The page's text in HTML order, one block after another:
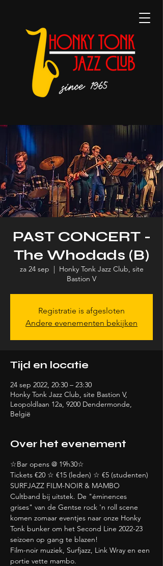
PAST CONCERT -
The Whodads (B)
za 24 sep
  |
Honky Tonk Jazz Club, site
Bastion V
Registratie is afgesloten
Andere evenementen bekijken
Tijd en locatie
24 sep 2022, 20:30 – 23:30
Honky Tonk Jazz Club, site Bastion V,
Leopoldlaan 12a, 9200 Dendermonde,
België
Over het evenement
☆Bar opens @ 19h30☆
Tickets €20 ☆ €15 (leden) ☆ €5 (studenten)
SURFJAZZ FILM-NOIR & MAMBO
Cultband bij uitstek. De "éminences
grises" van de Gentse rock 'n roll scene
komen zomaar eventjes naar onze Honky
Tonk bunker om het Second Line 2022-23
seizoen op gang te blazen!
Film-noir muziek, Surfjazz, Link Wray en een
portie vette mambo.